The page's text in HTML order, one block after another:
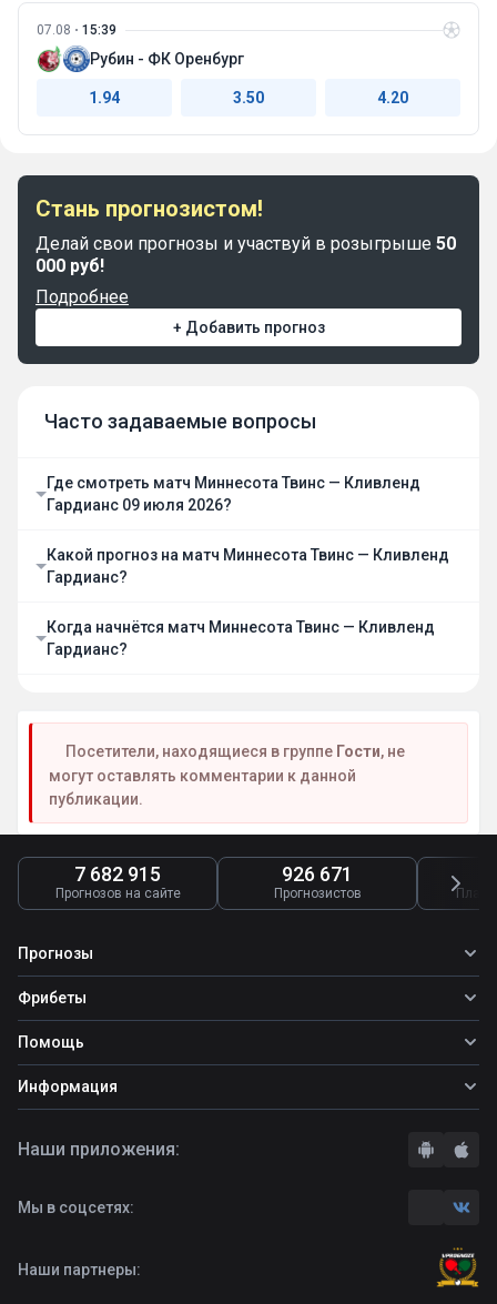
07.08 15:39
Рубин - ФК Оренбург
1.94 3.50 4.20
Стань прогнозистом!
Делай свои прогнозы и участвуй в розыгрыше 50
000 руб!
Подробнее
+ Добавить прогноз
Часто задаваемые вопросы
Где смотреть матч Миннесота Твинс — Кливленд
Гардианс 09 июля 2026?
Какой прогноз на матч Миннесота Твинс — Кливленд
Гардианс?
Когда начнётся матч Миннесота Твинс — Кливленд
Гардианс?
Посетители, находящиеся в группе Гости, не
могут оставлять комментарии к данной
публикации.
7 682 915
Прогнозов на сайте
926 671
Прогнозистов
Прогнозы
Все прогнозы
Топ ставок
Прогнозы на футбол
Фрибеты
Фрибеты
Помощь
Школа ставок
Вопросы и ответы
Информация
Правила
Контакты
Наши партнеры:
Наши приложения:
Мы в соцсетях: